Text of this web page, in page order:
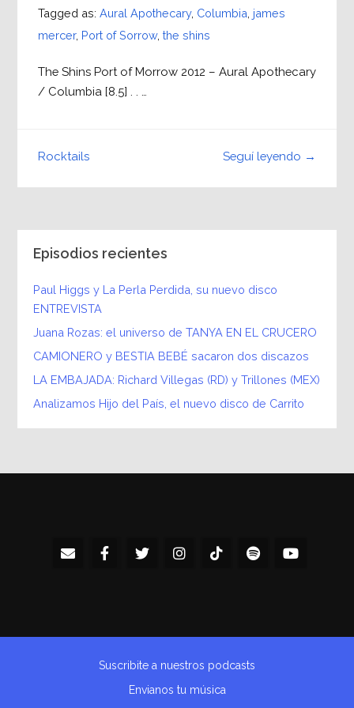
Tagged as: Aural Apothecary, Columbia james
mercer, Port of Sorrow, the shins
The Shins Port of Morrow 2012 – Aural Apothecary
/ Columbia [8.5] . . …
Seguí leyendo →
Rocktails
Episodios recientes
Paul Higgs y La Perla Perdida, su nuevo disco
ENTREVISTA
Juana Rozas: el universo de TANYA EN EL CRUCERO
CAMIONERO y BESTIA BEBÉ sacaron dos discazos
LA EMBAJADA: Richard Villegas (RD) y Trillones (MEX)
Analizamos Hijo del País, el nuevo disco de Carrito
Suscribite a nuestros podcasts
Envianos tu música